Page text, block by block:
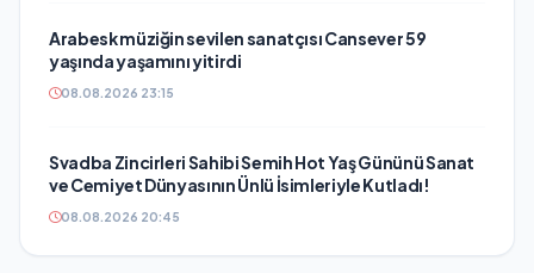
Arabesk müziğin sevilen sanatçısı Cansever 59
yaşında yaşamını yitirdi
08.08.2026 23:15
Svadba Zincirleri Sahibi Semih Hot Yaş Gününü Sanat
ve Cemiyet Dünyasının Ünlü İsimleriyle Kutladı!
08.08.2026 20:45